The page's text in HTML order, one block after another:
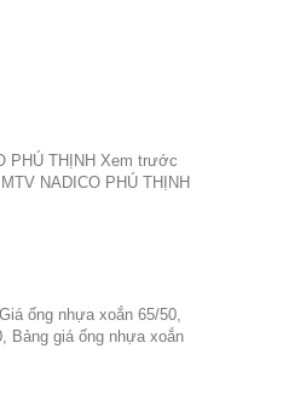
PHÚ THỊNH Xem trước
NADICO PHÚ THỊNH
ống nhựa xoắn 65/50,
Bảng giá ống nhựa xoắn